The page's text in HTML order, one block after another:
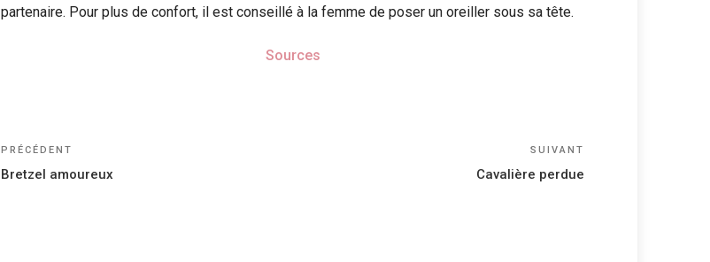
partenaire. Pour plus de confort, il est conseillé à la femme de poser un oreiller sous sa tête.
Sources
Navigation
de
Article
précédent
PRÉCÉDENT
Bretzel amoureux
SUIVANT
Cavalière perdue